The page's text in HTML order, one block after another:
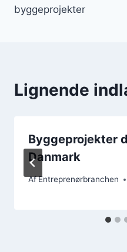
byggeprojekter
Lignende
Byggeprojekter
Danmark
AfEntreprenørbranchen